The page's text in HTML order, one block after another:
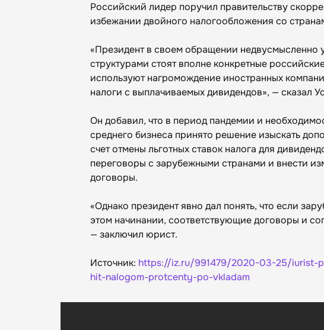
Российский лидер поручил правительству
избежании двойного налогообложения со
«Президент в своем обращении
структурами стоят вполне конкретные
используют нагромождение иностранных
налоги с выплачиваемых дивидендов», — сказал
Он добавил, что в период пандемии и
среднего бизнеса принято решение изыскать
счет отмены льготных ставок налога для
переговоры с зарубежными странами и внести
договоры.
«Однако президент явно дал понять, что если
этом начинании, соответствующие договоры и
— заключил юрист.
Источник: https://iz.ru/991479/2020-03-25/iurist-
hit-nalogom-protcenty-po-vkladam